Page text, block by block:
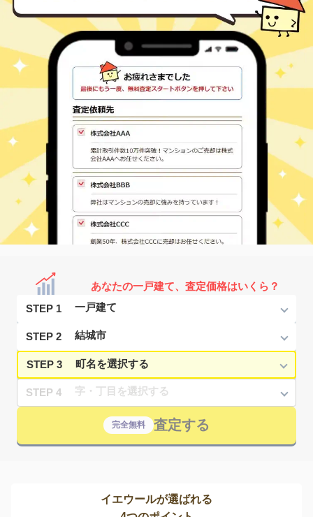
あなたの一戸建て、査定価格はいくら？
STEP 1
STEP 2
STEP 3
STEP 4
完全無料 査定する
イエウールが選ばれる